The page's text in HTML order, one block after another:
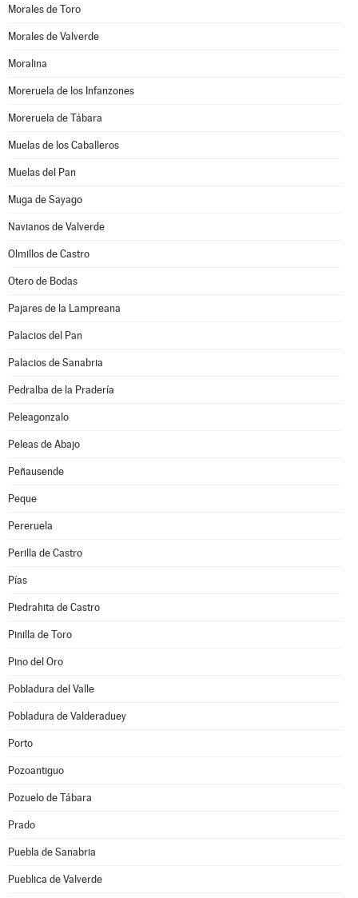
Morales de Toro
Morales de Valverde
Moralina
Moreruela de los Infanzones
Moreruela de Tábara
Muelas de los Caballeros
Muelas del Pan
Muga de Sayago
Navianos de Valverde
Olmillos de Castro
Otero de Bodas
Pajares de la Lampreana
Palacios del Pan
Palacios de Sanabria
Pedralba de la Pradería
Peleagonzalo
Peleas de Abajo
Peñausende
Peque
Pereruela
Perilla de Castro
Pías
Piedrahita de Castro
Pinilla de Toro
Pino del Oro
Pobladura del Valle
Pobladura de Valderaduey
Porto
Pozoantiguo
Pozuelo de Tábara
Prado
Puebla de Sanabria
Pueblica de Valverde